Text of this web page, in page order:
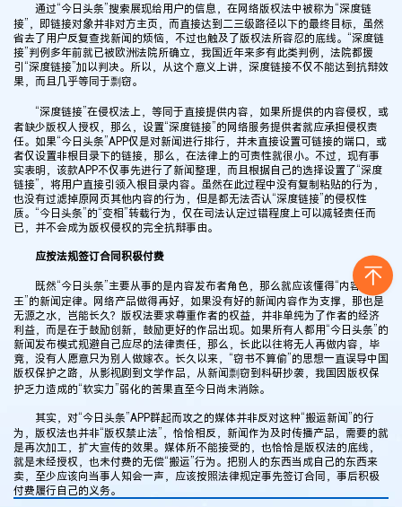
通过“今日头条”搜索展现给用户的信息，在网络版权法中被称为“深度链
接”，即链接对象并非对方主页，而直接达到二三级路径以下的最终目标，虽然
省去了用户反复查找新闻的烦恼，不过也触及了版权法所容忍的底线。“深度链
接”判例多年前就已被欧洲法院所确立，我国近年来多有此类判例，法院都援
引“深度链接”加以判决。所以，从这个意义上讲，深度链接不仅不能达到抗辩效
果，而且几乎等同于剽窃。
“深度链接”在侵权法上，等同于直接提供内容，如果所提供的内容侵权，或
者缺少版权人授权，那么，设置“深度链接”的网络服务提供者就应承担侵权责
任。如果“今日头条”APP仅是对新闻进行排行，并未直接设置可链接的端口，或
者仅设置非根目录下的链接，那么，在法律上的可责性就很小。不过，现有事
实表明，该款APP不仅事先进行了新闻整理，而且根据自己的选择设置了“深度
链接”，将用户直接引领入根目录内容。虽然在此过程中没有复制粘贴的行为，
也没有过滤掉原网页其他内容的行为，但是都无法否认“深度链接”的侵权性
质。“今日头条”的“变相”转载行为，仅在司法认定过错程度上可以减轻责任而
已，并不会成为版权侵权的完全抗辩事由。
应按法规签订合同积极付费
既然“今日头条”主要从事的是内容发布者角色，那么就应该懂得“内容为
王”的新闻定律。网络产品做得再好，如果没有好的新闻内容作为支撑，那也是
无源之水，岂能长久？版权法要求尊重作者的权益，并非单纯为了作者的经济
利益，而是在于鼓励创新，鼓励更好的作品出现。如果所有人都用“今日头条”的
新闻发布模式规避自己应尽的法律责任，那么，长此以往将无人再做内容，毕
竟，没有人愿意只为别人做嫁衣。长久以来，“窃书不算偷”的思想一直误导中国
版权保护之路，从影视剧到文学作品，从新闻剽窃到科研抄袭，我国因版权保
护乏力造成的“软实力”弱化的苦果直至今日尚未消除。
其实，对“今日头条”APP群起而攻之的媒体并非反对这种“搬运新闻”的行
为，版权法也并非“版权禁止法”，恰恰相反，新闻作为及时传播产品，需要的就
是再次加工，扩大宣传的效果。媒体所不能接受的，也恰恰是版权法的底线，
就是未经授权，也未付费的无偿“搬运”行为。把别人的东西当成自己的东西来
卖，至少应该向当事人知会一声，应该按照法律规定事先签订合同，事后积极
付费履行自己的义务。